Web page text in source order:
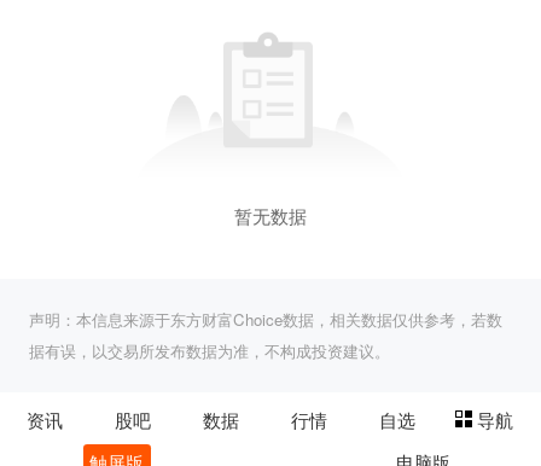
暂无数据
声明：本信息来源于东方财富Choice数据，相关数据仅供参考，若数
据有误，以交易所发布数据为准，不构成投资建议。
资讯 股吧 数据 行情 自选
导航